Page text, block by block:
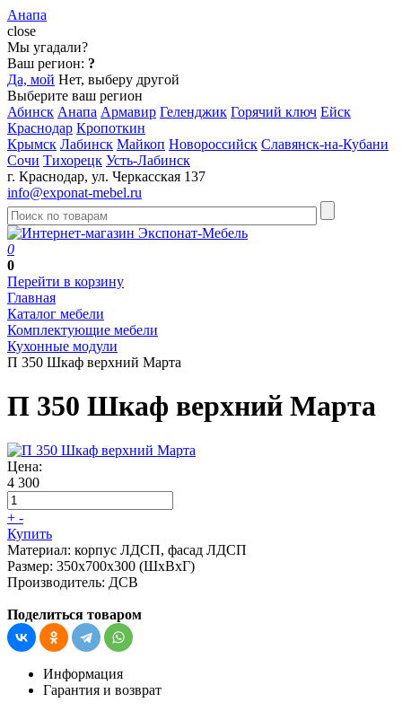
Анапа
close
Мы угадали?
Ваш регион: ?
Да, мой Нет, выберу другой
Выберите ваш регион
Абинск Анапа Армавир Геленджик Горячий ключ Ейск
Краснодар Кропоткин
Крымск Лабинск Майкоп Новороссийск Славянск-на-Кубани
Сочи Тихорецк Усть-Лабинск
г. Краснодар, ул. Черкасская 137
info@exponat-mebel.ru
0
0
Перейти в корзину
Главная
Каталог мебели
Комплектующие мебели
Кухонные модули
П 350 Шкаф верхний Марта
П 350 Шкаф верхний Марта
Цена:
4 300
+ -
Купить
Материал: корпус ЛДСП, фасад ЛДСП
Размер: 350х700х300 (ШхВхГ)
Производитель: ДСВ
Поделиться товаром
Информация
Гарантия и возврат